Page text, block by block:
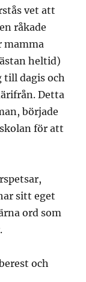
vet att
råkade
mamma
heltid)
till dagis och
Detta
började
för att
sitt eget
ord som
och